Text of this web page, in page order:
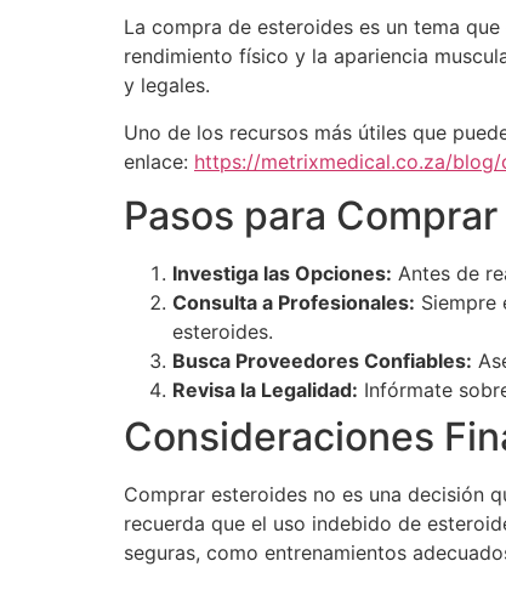
La compra de esteroides es un tema
rendimiento físico y la apariencia
y legales.
Uno de los recursos más útiles que
enlace: https://metrixmedical.co.za/
Pasos para
Investiga las Opciones: Antes de
Consulta a Profesionales: Siempre
esteroides.
Busca Proveedores Confiables:
Revisa la Legalidad: Infórmate
Consideraciones
Comprar esteroides no es una decisión
recuerda que el uso indebido de
seguras, como entrenamientos